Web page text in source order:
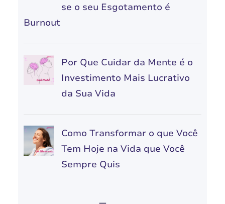
se o seu Esgotamento é
Burnout
Por Que Cuidar da Mente é o
Investimento Mais Lucrativo
da Sua Vida
Como Transformar o que Você
Tem Hoje na Vida que Você
Sempre Quis